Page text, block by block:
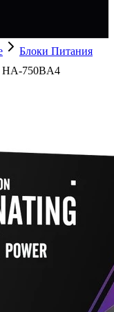
Блоки Питания
HA-750BA4